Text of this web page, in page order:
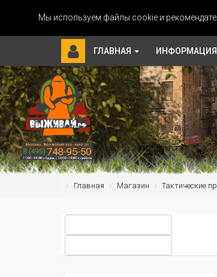
Мы используем файлы cookie и
ГЛАВНАЯ ИНФОРМАЦИЯ
Главная Магазин Тактические